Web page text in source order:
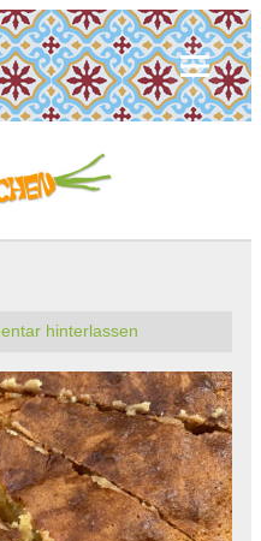
hinterlassen